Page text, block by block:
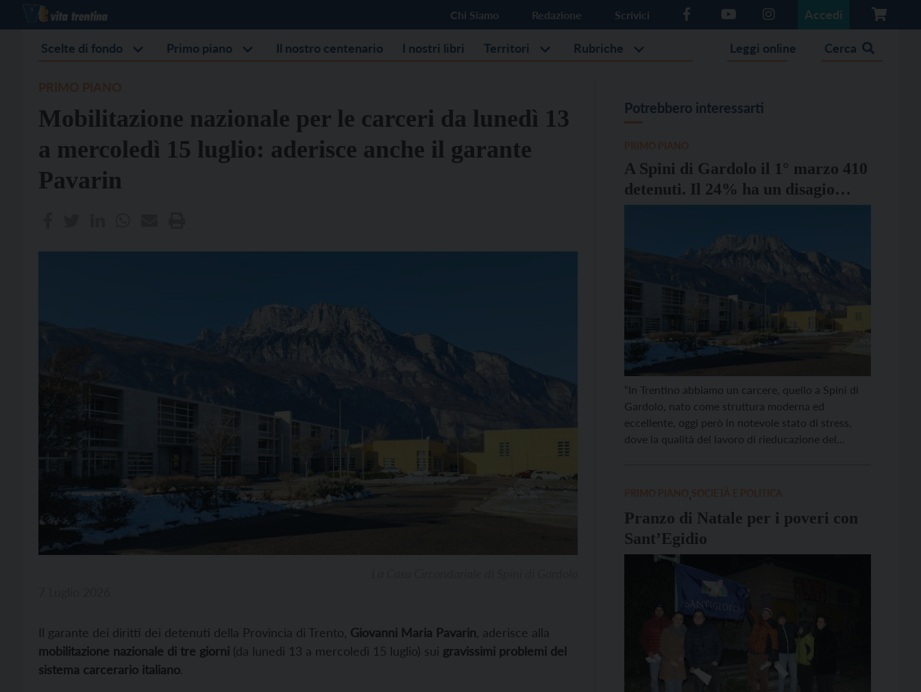
Chi Siamo Redazione Scrivici Accedi
Scelte di fondo Primo piano Il nostro centenario I nostri libri Territori Rubriche Leggi online Cerca
Mobilitazione nazionale per le carceri da lunedì 13
a mercoledì 15 luglio: aderisce anche il garante
Pavarin
Il garante dei diritti dei detenuti della Provincia di Trento, Giovanni Maria Pavarin , aderisce alla
mobilitazione nazionale di tre giorni (da lunedì 13 a mercoledì 15 luglio) sui gravissimi problemi del
sistema carcerario italiano.
Potrebbero interessarti
A Spini di Gardolo il 1° marzo 410
detenuti. Il 24% ha un disagio
psichico
“In Trentino abbiamo un carcere, quello a Spini di
Gardolo, nato come struttura moderna ed
eccellente, oggi però in notevole stato di stress,
dove la qualità del lavoro di rieducazione del
,
Pranzo di Natale per i poveri con
Sant’Egidio